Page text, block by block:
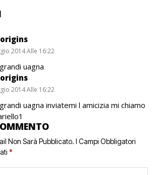
2014 Alle 16:22
uagna
2014 Alle 16:22
uagna inviatemi l amicizia mi chiamo
Non Sarà Pubblicato. I Campi Obbligatori
*